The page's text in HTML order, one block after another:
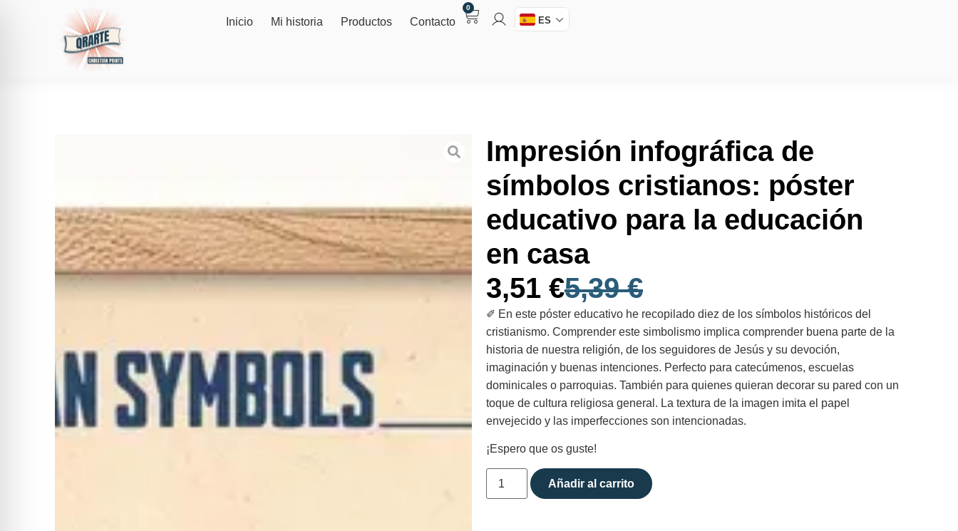
Inicio Mi historia Productos Contacto
0
ES
Impresión infográfica de
símbolos cristianos: póster
educativo para la educación
en casa
5,39€
3,51 €
✐ En este póster educativo he recopilado diez de los símbolos históricos del
cristianismo. Comprender este simbolismo implica comprender buena parte de la
historia de nuestra religión, de los seguidores de Jesús y su devoción,
imaginación y buenas intenciones. Perfecto para catecúmenos, escuelas
dominicales o parroquias. También para quienes quieran decorar su pared con un
toque de cultura religiosa general. La textura de la imagen imita el papel
envejecido y las imperfecciones son intencionadas.
¡Espero que os guste!
Añadir al carrito